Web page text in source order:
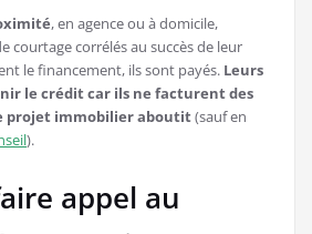
, en agence ou à domicile,
courtage corrélés au succès de leur
le financement, ils sont payés. Leurs
le crédit car ils ne facturent des
projet immobilier aboutit(sauf en
).
appel au